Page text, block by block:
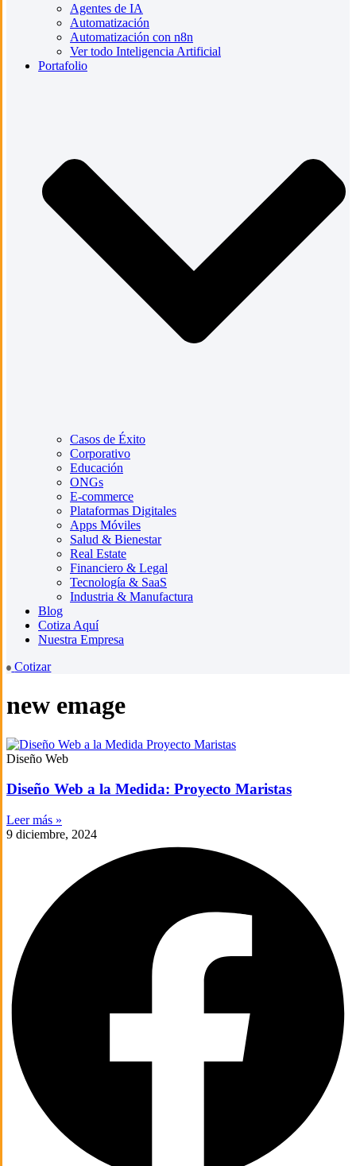
Agentes de IA
Automatización
Automatización con n8n
Ver todo Inteligencia Artificial
Portafolio
Casos de Éxito
Corporativo
Educación
ONGs
E-commerce
Plataformas Digitales
Apps Móviles
Salud & Bienestar
Real Estate
Financiero & Legal
Tecnología & SaaS
Industria & Manufactura
Blog
Cotiza Aquí
Nuestra Empresa
Cotizar
new emage
Diseño Web
Diseño Web a la Medida: Proyecto Maristas
Leer más »
9 diciembre, 2024